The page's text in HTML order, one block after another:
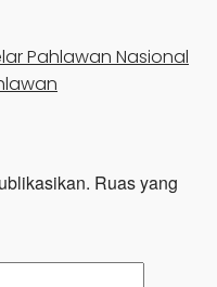
Pahlawan Nasional
Ruas yang